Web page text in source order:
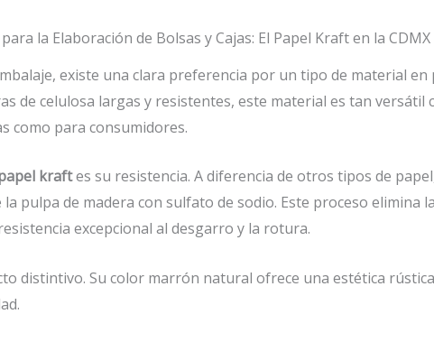
la Elaboración de Bolsas y Cajas: El Papel Kraft en la CDMX
existe una clara preferencia por un tipo de material
de celulosa largas y resistentes, este material es tan
como para consumidores.
kraftes su resistencia. A diferencia de otros tipos de
pulpa de madera con sulfato de sodio. Este proceso elimina
excepcional al desgarro y la rotura.
distintivo. Su color marrón natural ofrece una estética